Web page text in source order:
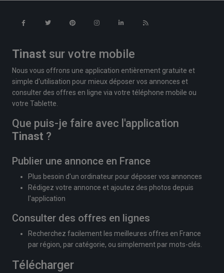
Tinast sur votre mobile
Nous vous offrons une application entièrement gratuite et
simple d'utilisation pour mieux déposer vos annonces et
consulter des offres en ligne via votre téléphone mobile ou
votre Tablette.
Que puis-je faire avec l'application
Tinast ?
Publier une annonce en France
Plus besoin d'un ordinateur pour déposer vos annonces
Rédigez votre annonce et ajoutez des photos depuis
l'application
Consulter des offres en lignes
Recherchez facilement les meilleures offres en France
par région, par catégorie, ou simplement par mots-clés.
Télécharger